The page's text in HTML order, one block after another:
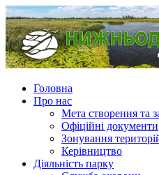
Головна
Про нас
Мета створення та
Офіційні документи
Зонування
Керівництво
Діяльність парку